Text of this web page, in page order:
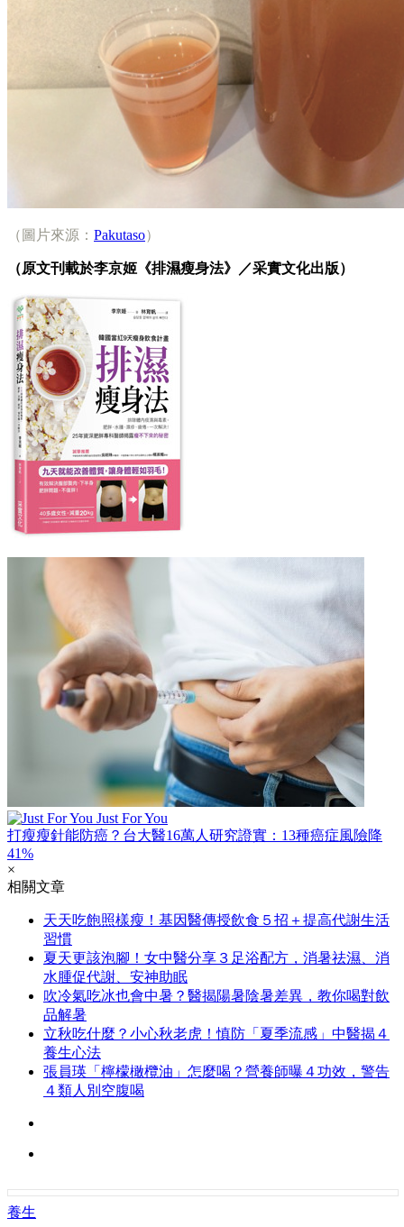
（圖片來源： Pakutaso）
（原文刊載於李京姬《排濕瘦身法》／采實文化出版）
Just For You
打瘦瘦針能防癌？台大醫16萬人研究證實：13種癌症風險降
41%
×
相關文章
天天吃飽照樣瘦！基因醫傳授飲食５招＋提高代謝生活
習慣
夏天更該泡腳！女中醫分享３足浴配方，消暑祛濕、消
水腫促代謝、安神助眠
吹冷氣吃冰也會中暑？醫揭陽暑陰暑差異，教你喝對飲
品解暑
立秋吃什麼？小心秋老虎！慎防「夏季流感」中醫揭４
養生心法
張員瑛「檸檬橄欖油」怎麼喝？營養師曝４功效，警告
４類人別空腹喝
養生